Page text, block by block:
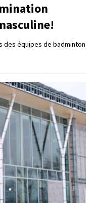
des équipes de badminton